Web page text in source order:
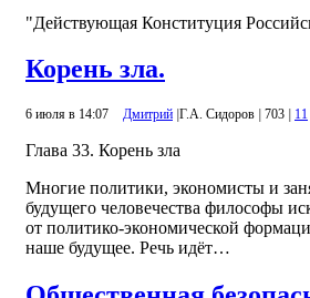
"Действующая Конституция
Корень зла.
6 июля в 14:07 Дмитрий Г.А. Сидоров 703 11
Глава 33. Корень зла
Многие политики, экономисты и
будущего человечества философы
от политико-экономической
наше будущее. Речь идёт…